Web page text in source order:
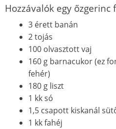
Hozzávalók egy őzgerinc
3 érett banán
2 tojás
100 olvasztott vaj
160 g barnacukor (ez
fehér)
180 g liszt
1 kk só
1,5 csapott kiskanál
1 kk fahéj